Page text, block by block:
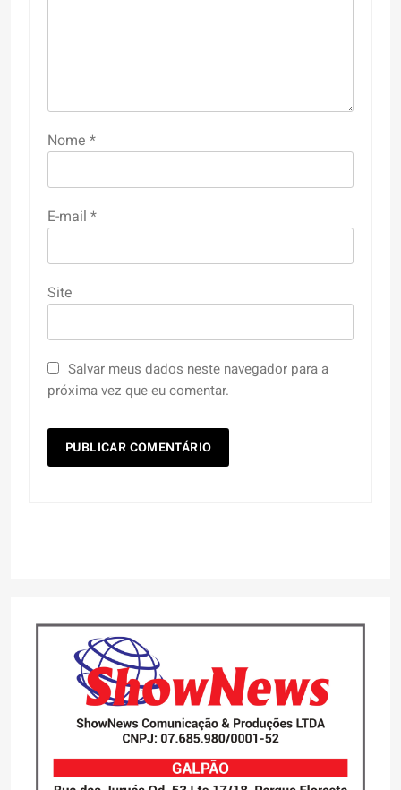
Nome *
E-mail *
Site
Salvar meus dados neste navegador para a
próxima vez que eu comentar.